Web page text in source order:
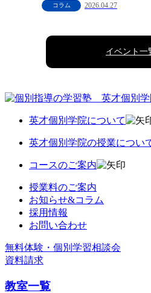
コラム 2026.04.27
イベント一
英才個別学院について
英才個別学院の授業につい
コースのご案内
授業料のご案内
お知らせ&コラム
採用情報
お問い合わせ
無料体験・個別学習相談会
資料請求
教室一覧